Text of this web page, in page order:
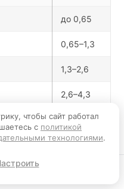
до 0,65
0,65–1,3
1,3–2,6
2,6–4,3
4,3–6,5
6,5–10,8
чтобы сайт работал
с политикой
технологиями.